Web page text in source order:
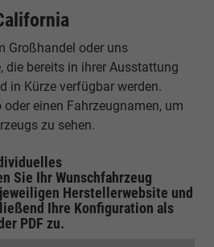
Großhandel oder uns
die bereits in ihrer Ausstattung
in Kürze verfügbar werden.
einen Fahrzeugnamen, um
zu sehen.
Sie Ihr Wunschfahrzeug
Herstellerwebsite und
Ihre Konfiguration als
PDF zu.